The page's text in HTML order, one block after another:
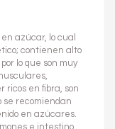
azúcar, lo cual
contienen alto
lo que son muy
ricos en fibra, son
se recomiendan
en azúcares.
e intestino